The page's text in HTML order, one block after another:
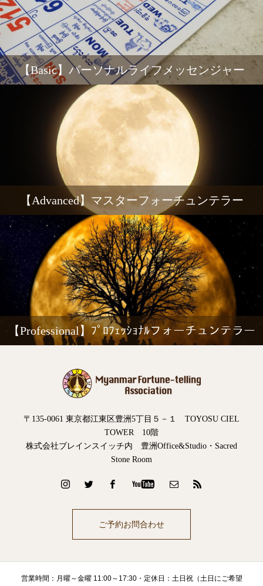
【Basic】パーソナルライフメッセンジャー
【Advanced】マスターフォーチュンテラー
【Professional】ﾌﾟﾛﾌｪｯｼｮﾅﾙフォーチュンテラー
〒135-0061 東京都江東区豊洲5丁目５－１ TOYOSU CIEL
TOWER 10階
株式会社ブレインスイッチ内 豊洲Office&Studio・Sacred
Stone Room
ご予約お問合わせ
営業時間：月曜～金曜 11:00～17:30・定休日：土日祝（土日にご希望